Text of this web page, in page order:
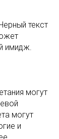
текст
имидж.
могут
могут
и